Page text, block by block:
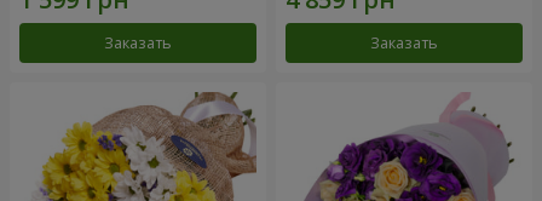
Заказать Заказать